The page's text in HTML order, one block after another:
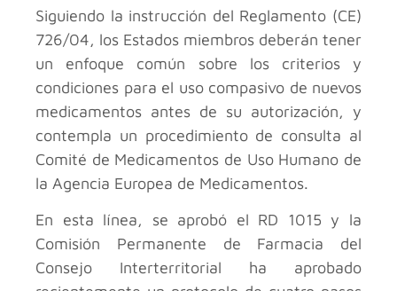
Siguiendo la instrucción del Reglamento (CE)
726/04, los Estados miembros deberán tener
un enfoque común sobre los criterios y
condiciones para el uso compasivo de nuevos
medicamentos antes de su autorización, y
contempla un procedimiento de consulta al
Comité de Medicamentos de Uso Humano de
la Agencia Europea de Medicamentos.
En esta línea, se aprobó el RD 1015 y la
Comisión Permanente de Farmacia del
Consejo Interterritorial ha aprobado